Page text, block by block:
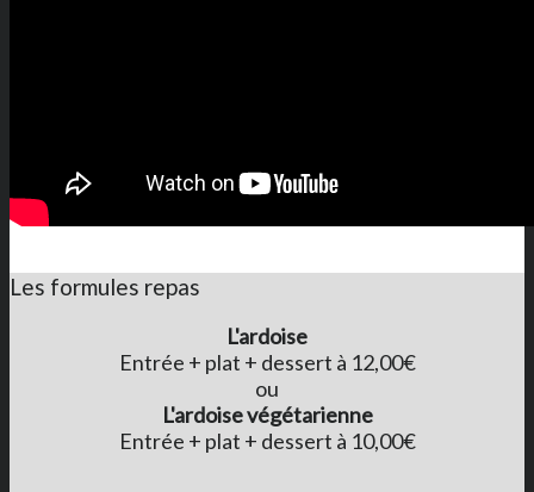
Les formules repas
L'ardoise
Entrée + plat + dessert à 12,00€
ou
L'ardoise végétarienne
Entrée + plat + dessert à 10,00€